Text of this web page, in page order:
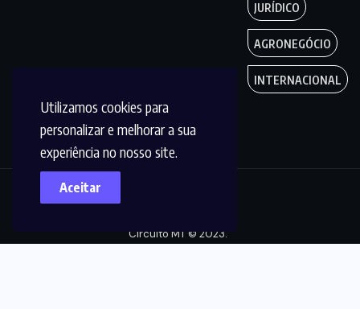
Utilizamos cookies para
personalizar e melhorar a sua
experiência no nosso site.
Aceitar
JURÍDICO
AGRONEGÓCIO
INTERNACIONAL
Circuito MT © 2023.